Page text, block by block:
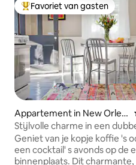
Topfavoriet van gasten
Favoriet van gasten
Appartement in New Orlea
ns
Stijlvolle charme in een
uit de jaren 1890 met
Geniet van je kopje koffie 's
een cocktail' s avonds op de
binnenplaats. Dit charmante, modieus